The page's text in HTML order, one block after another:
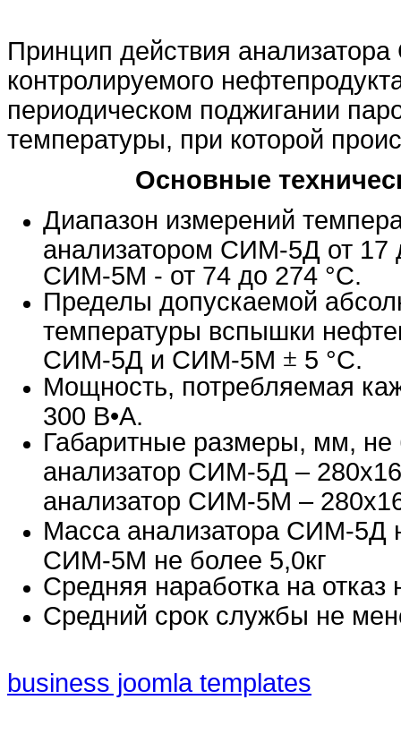
Принцип действия
контролируемого
периодическом поджигании
температуры, при которой
Основные
Диапазон измерений
анализатором СИМ-5Д от 17
СИМ-5М - от 74 до 274 °С.
Пределы допускаемой
температуры вспышки
СИМ-5Д и СИМ-5М ± 5 °С.
Мощность, потребляемая
300 В•А.
Габаритные размеры, мм, не
анализатор СИМ-5Д –
анализатор СИМ-5М –
Масса анализатора СИМ-5Д
СИМ-5М не более 5,0кг
Средняя наработка на отказ
Средний срок службы не
business joomla templates